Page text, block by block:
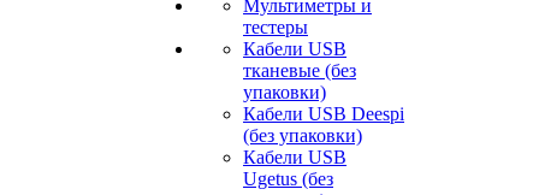
Мультиметры и
тестеры
Кабели USB
тканевые (без
упаковки)
Кабели USB Deespi
(без упаковки)
Кабели USB
Ugetus (без